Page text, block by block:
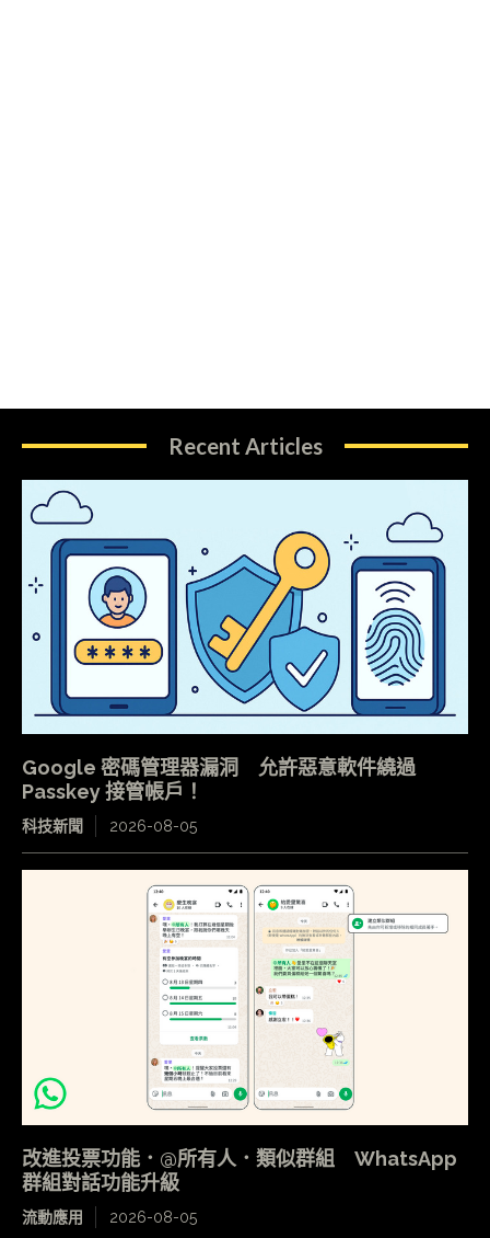
Recent Articles
Google 密碼管理器漏洞 允許惡意軟件繞過
Passkey 接管帳戶！
科技新聞 2026-08-05
改進投票功能．@所有人．類似群組 WhatsApp
群組對話功能升級
流動應用 2026-08-05